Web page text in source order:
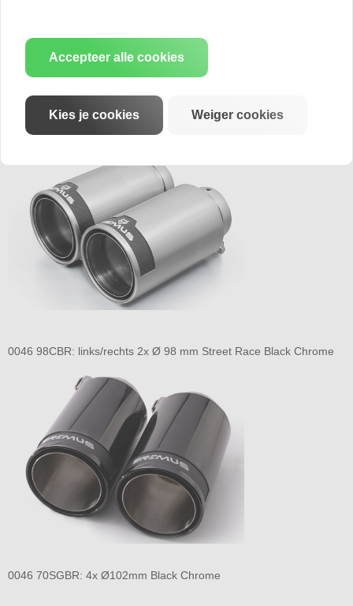
0046 98CR: links/rechts 2x Ø 98 mm Street Race
0046 98CBR: links/rechts 2x Ø 98 mm Street Race Black Chrome
0046 70SGBR: 4x Ø102mm Black Chrome
Accepteer alle cookies
Kies je cookies Weiger cookies